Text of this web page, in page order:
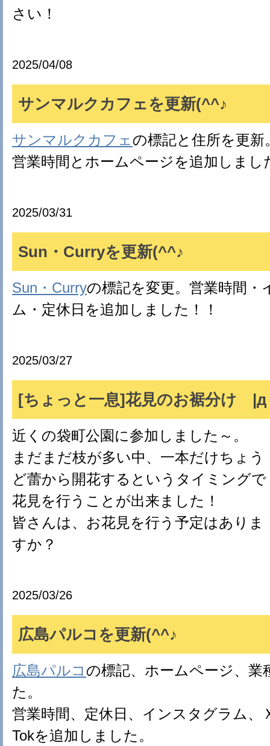
さい！
2025/04/08
サンマルクカフェを更新(^^♪
サンマルクカフェの標記と住所を更新
営業時間とホームページを追加しまし
2025/03/31
Sun・Curryを更新(^^♪
Sun・Curryの標記を変更。営業時間・
ム・定休日を追加しました！！
2025/03/27
[ちょっと一息]花見のお裾分け |д
近くの袋町公園に参加しました～。
まだまだ枝が多い中、一本だけちょう
ど蕾から開花するというタイミングで
花見を行うことが出来ました！
皆さんは、お花見を行う予定はありま
すか？
2025/03/26
広島パルコを更新(^^♪
広島パルコ の標記、ホームページ、業
た。
営業時間、定休日、インスタグラム、
Tokを追加しました。